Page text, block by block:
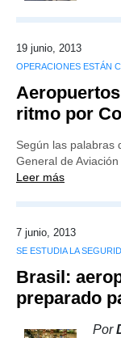
19 junio, 2013
OPERACIONES ESTÁN
ritmo por
Según las palabras
General de
Leer más
7 junio, 2013
SE ESTUDIA LA
Brasil:
preparado
Por